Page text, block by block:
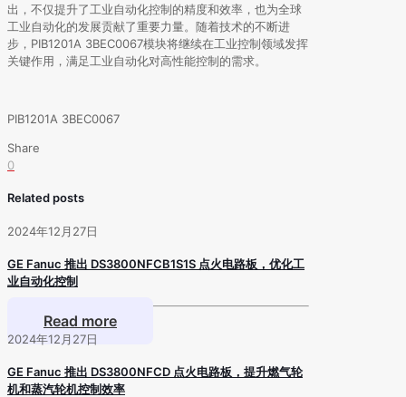
出，不仅提升了工业自动化控制的精度和效率，也为全球
工业自动化的发展贡献了重要力量。随着技术的不断进
步，PIB1201A 3BEC0067模块将继续在工业控制领域发挥
关键作用，满足工业自动化对高性能控制的需求。
PIB1201A 3BEC0067
Share
0
Related posts
2024年12月27日
GE Fanuc 推出 DS3800NFCB1S1S 点火电路板，优化工
业自动化控制
Read more
2024年12月27日
GE Fanuc 推出 DS3800NFCD 点火电路板，提升燃气轮
机和蒸汽轮机控制效率